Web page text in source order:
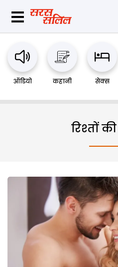
ऑडियो कहानी सेक्स
रिश्तों